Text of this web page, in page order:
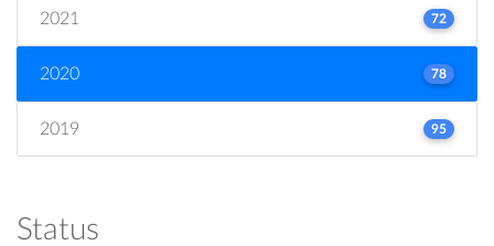
2021 72
2020 78
2019 95
Status